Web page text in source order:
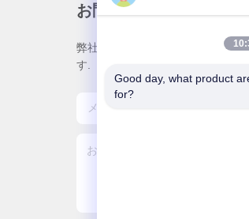
お問い合わせ
弊社製品についてのお問い合わせ
す.
Good day, what product
for?